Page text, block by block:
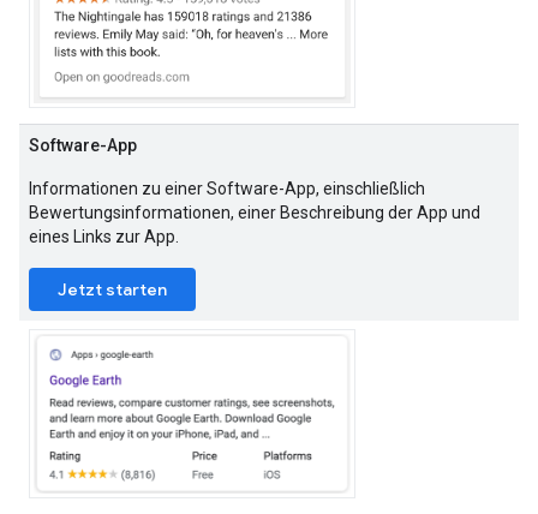
Software-App
Informationen zu einer Software-App, einschließlich
Bewertungsinformationen, einer Beschreibung der App und
eines Links zur App.
Jetzt starten